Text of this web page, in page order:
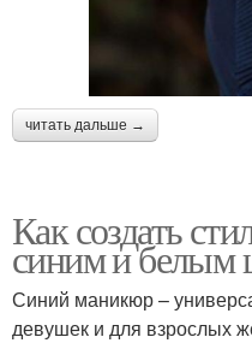
читать дальше →
Как создать
синим и белым
Синий маникюр –
девушек и для взрослых